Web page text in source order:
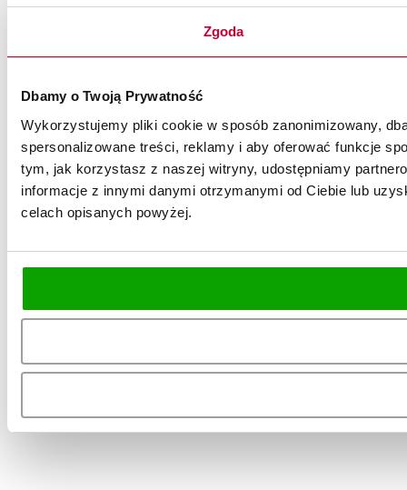
Zgoda
Dbamy o Twoją Prywatność
Wykorzystujemy pliki cookie w sposób zanonimizowany,
spersonalizowane treści, reklamy i aby oferować funkcje
tym, jak korzystasz z naszej witryny, udostępniamy
informacje z innymi danymi otrzymanymi od Ciebie lub
celach opisanych powyżej.